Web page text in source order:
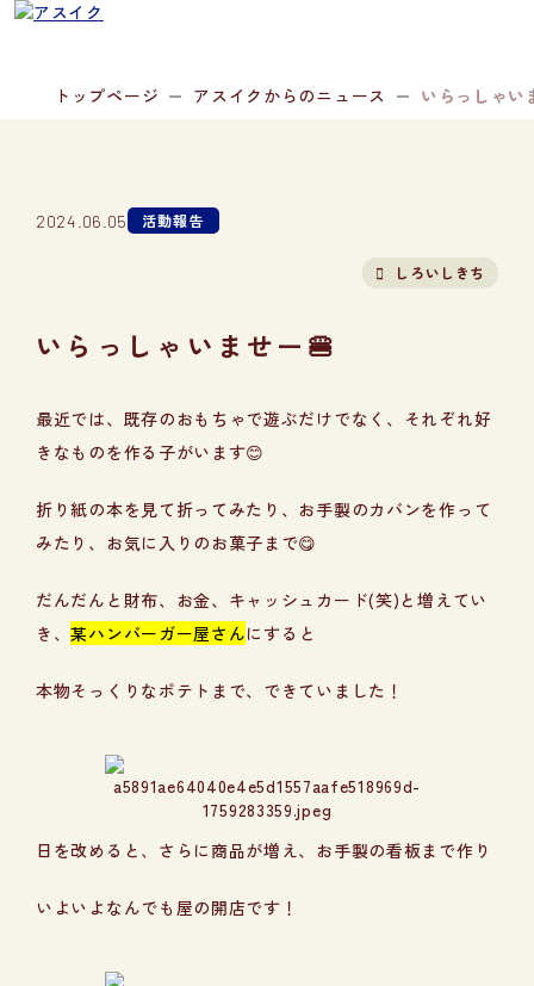
トップページ アスイクからのニュース いらっしゃい
2024.06.05 活動報告
しろいしきち
いらっしゃいませー🍔
最近では、既存のおもちゃで遊ぶだけでなく、それぞれ好
きなものを作る子がいます😊
折り紙の本を見て折ってみたり、お手製のカバンを作って
みたり、お気に入りのお菓子まで😋
だんだんと財布、お金、キャッシュカード(笑)と増えてい
き、某ハンバーガー屋さんにすると
本物そっくりなポテトまで、できていました！
日を改めると、さらに商品が増え、お手製の看板まで作り
いよいよなんでも屋の開店です！